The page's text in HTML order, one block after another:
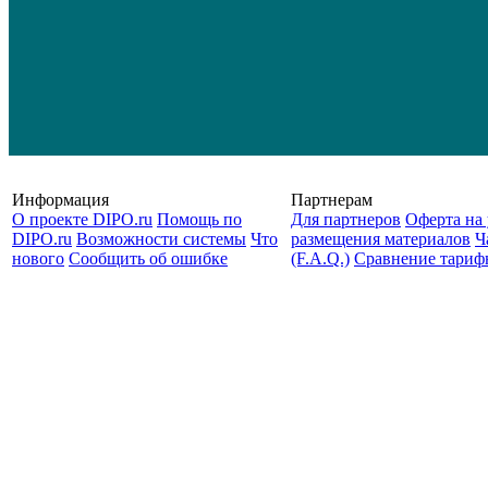
Информация
О проекте DIPO.ru Помощь по
DIPO.ru Возможности системы Что
нового Сообщить об ошибке
Партнерам
Для партнеров Оферта на
размещения материалов
(F.A.Q.) Cравнение